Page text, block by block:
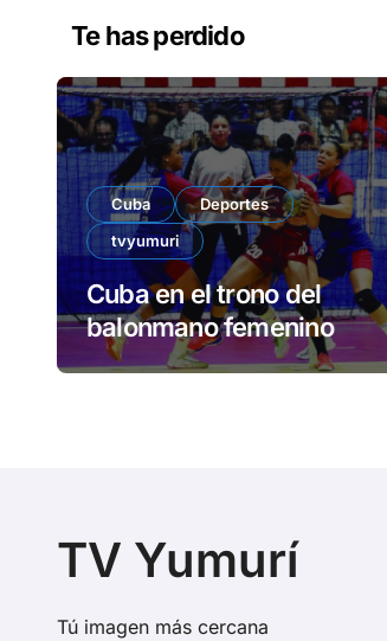
Te has perdido
Cuba
Deportes
tvyumuri
Cuba en el trono del
balonmano femenino
TV Yumurí
Tú imagen más cercana